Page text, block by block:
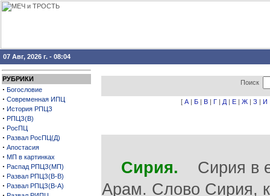
07 Авг, 2026 г. - 08:04
РУБРИКИ
· Богословие
· Современная ИПЦ
· История РПЦЗ
· РПЦЗ(В)
· РосПЦ
· Развал РосПЦ(Д)
· Апостасия
· МП в картинках
· Распад РПЦЗ(МП)
· Развал РПЦЗ(В-В)
· Развал РПЦЗ(В-А)
Поиск
[ А | Б | В | Г | Д | Е | Ж | З | И
Сирия. Сирия в
Арам. Слово Сирия,